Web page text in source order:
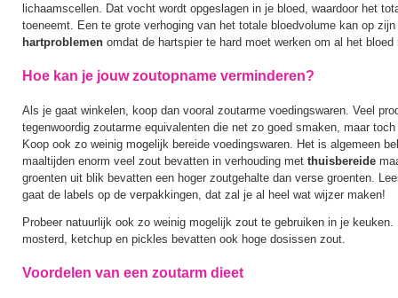
lichaamscellen. Dat vocht wordt opgeslagen in je bloed, waardoor het
toeneemt. Een te grote verhoging van het totale bloedvolume kan op
hartproblemen omdat de hartspier te hard moet werken om al het bloed
Hoe kan je jouw zoutopname verminderen?
Als je gaat winkelen, koop dan vooral zoutarme voedingswaren. Veel
tegenwoordig zoutarme equivalenten die net zo goed smaken, maar
Koop ook zo weinig mogelijk bereide voedingswaren. Het is algemeen
maaltijden enorm veel zout bevatten in verhouding met thuisbereide
groenten uit blik bevatten een hoger zoutgehalte dan verse groenten.
gaat de labels op de verpakkingen, dat zal je al heel wat wijzer maken!
Probeer natuurlijk ook zo weinig mogelijk zout te gebruiken in je
mosterd, ketchup en pickles bevatten ook hoge dosissen zout.
Voordelen van een zoutarm dieet